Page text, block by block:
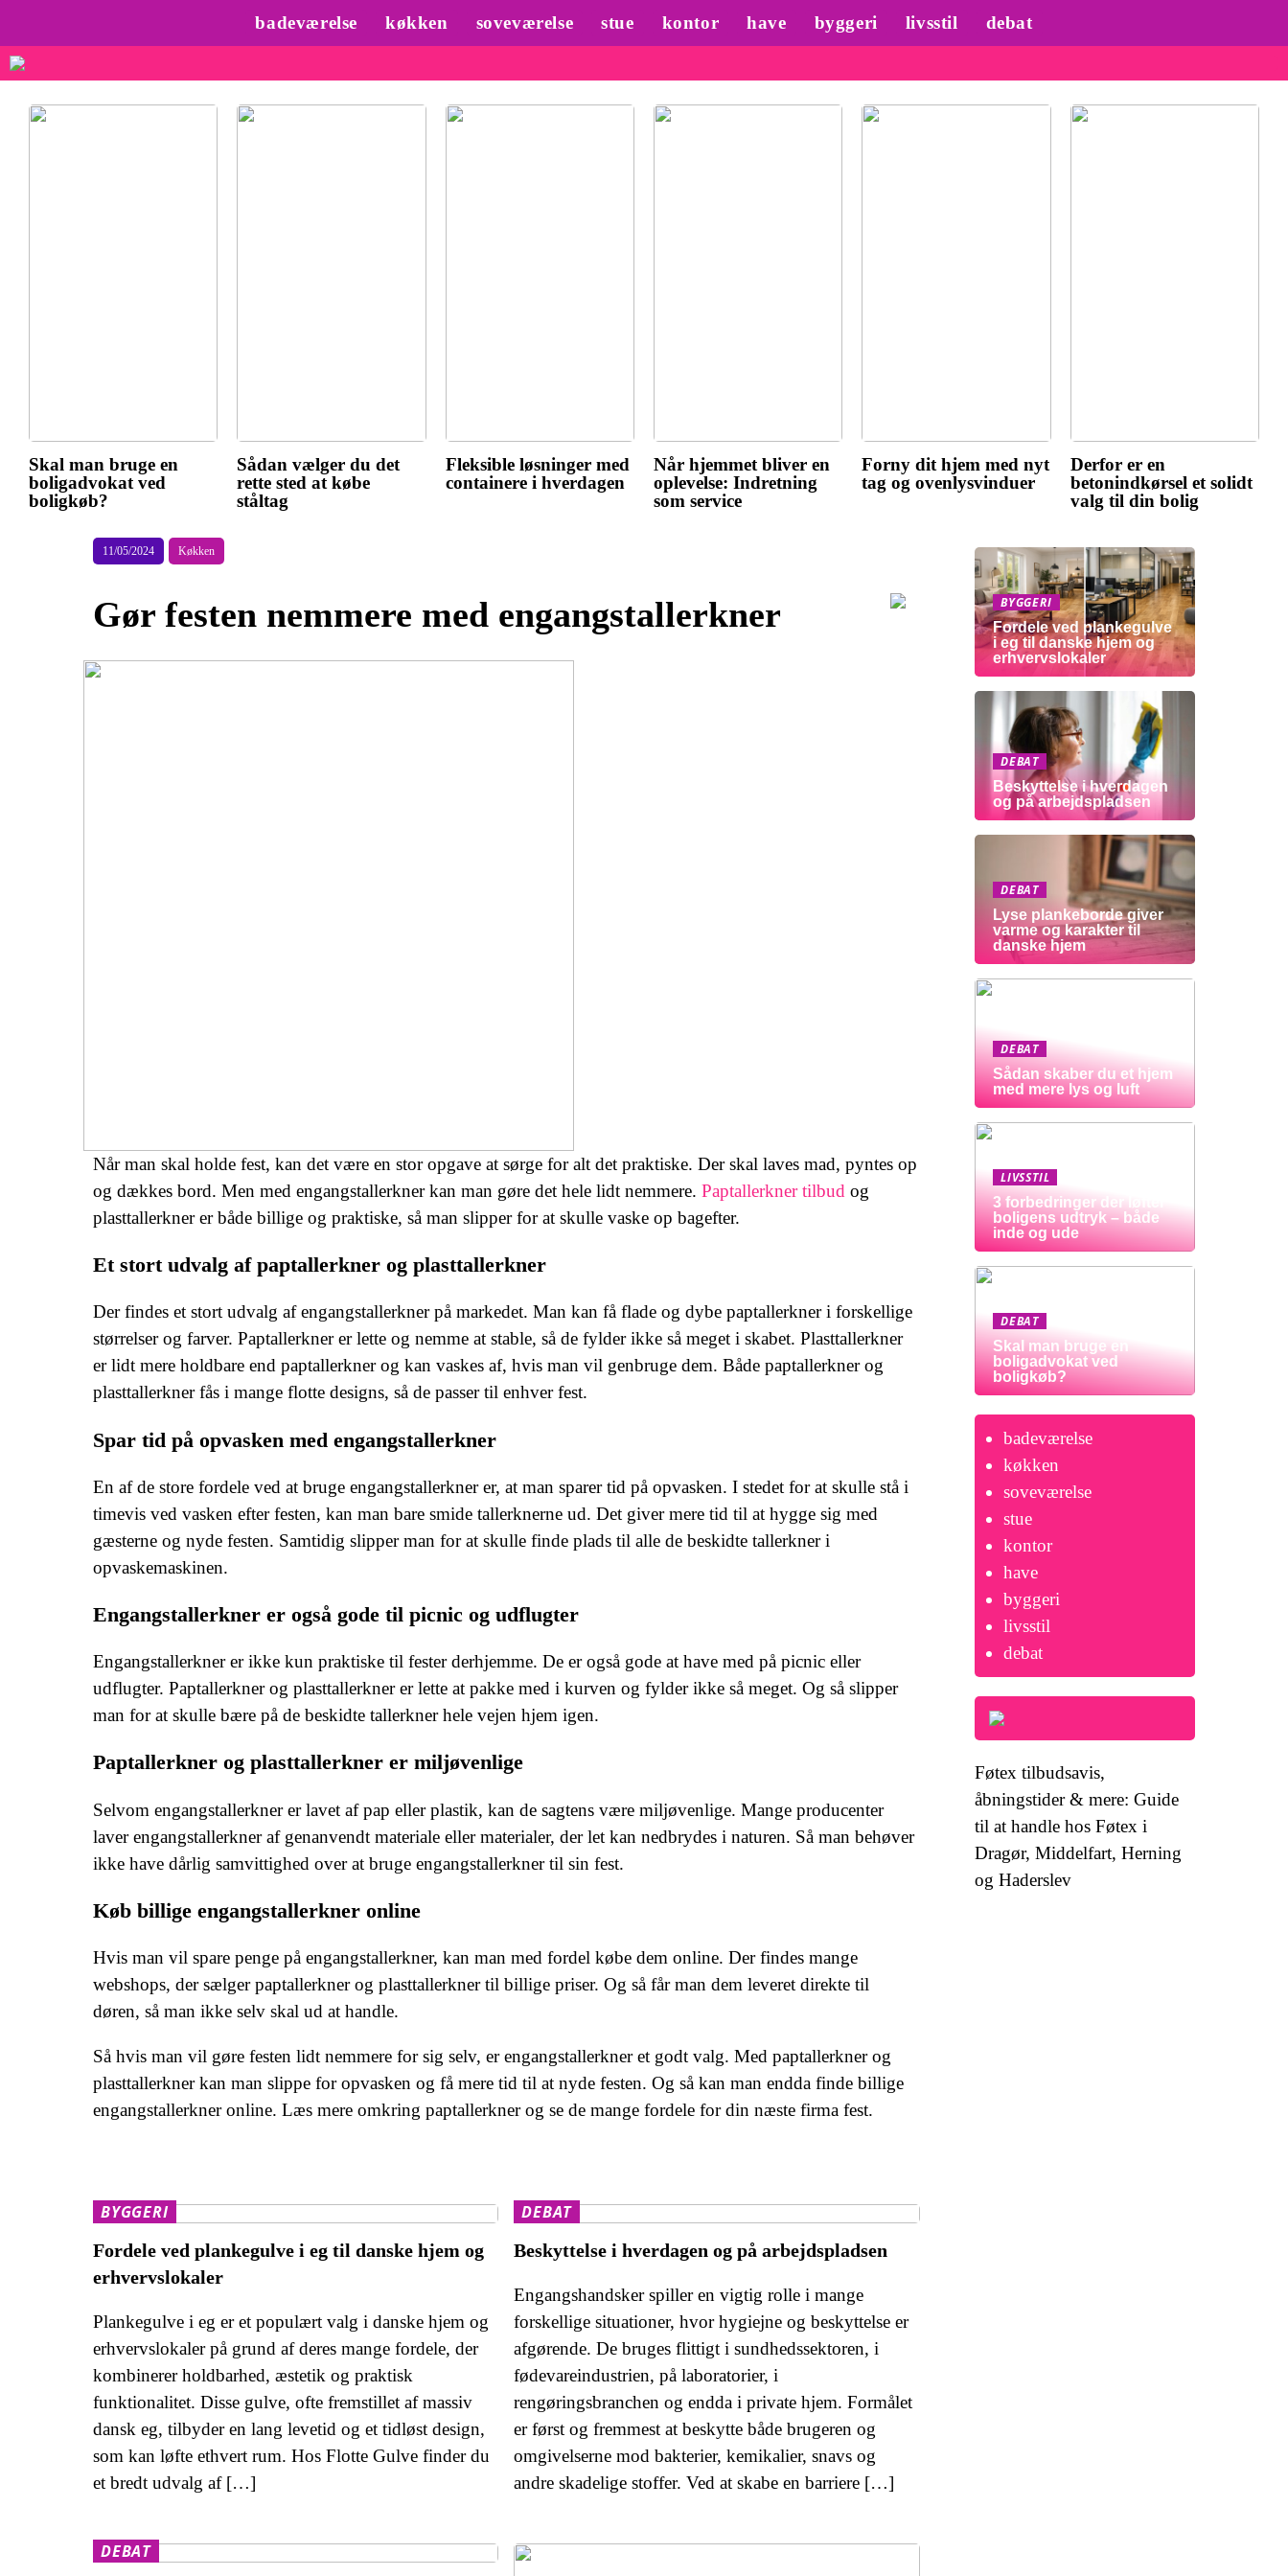
badeværelse køkken soveværelse stue kontor have byggeri livsstil debat
Skal man bruge en
boligadvokat ved
boligkøb?
Sådan vælger du det
rette sted at købe
ståltag
Fleksible løsninger med
containere i hverdagen
Når hjemmet bliver en
oplevelse: Indretning
som service
Forny dit hjem med nyt
tag og ovenlysvinduer
Derfor er en
betonindkørsel et solidt
valg til din bolig
11/05/2024 Køkken
Gør festen nemmere med engangstallerkner
Når man skal holde fest, kan det være en stor opgave at sørge for alt det praktiske. Der skal laves mad, pyntes op
og dækkes bord. Men med engangstallerkner kan man gøre det hele lidt nemmere. Paptallerkner tilbud og
plasttallerkner er både billige og praktiske, så man slipper for at skulle vaske op bagefter.
Et stort udvalg af paptallerkner og plasttallerkner
Der findes et stort udvalg af engangstallerkner på markedet. Man kan få flade og dybe paptallerkner i forskellige
størrelser og farver. Paptallerkner er lette og nemme at stable, så de fylder ikke så meget i skabet. Plasttallerkner
er lidt mere holdbare end paptallerkner og kan vaskes af, hvis man vil genbruge dem. Både paptallerkner og
plasttallerkner fås i mange flotte designs, så de passer til enhver fest.
Spar tid på opvasken med engangstallerkner
En af de store fordele ved at bruge engangstallerkner er, at man sparer tid på opvasken. I stedet for at skulle stå i
timevis ved vasken efter festen, kan man bare smide tallerknerne ud. Det giver mere tid til at hygge sig med
gæsterne og nyde festen. Samtidig slipper man for at skulle finde plads til alle de beskidte tallerkner i
opvaskemaskinen.
Engangstallerkner er også gode til picnic og udflugter
Engangstallerkner er ikke kun praktiske til fester derhjemme. De er også gode at have med på picnic eller
udflugter. Paptallerkner og plasttallerkner er lette at pakke med i kurven og fylder ikke så meget. Og så slipper
man for at skulle bære på de beskidte tallerkner hele vejen hjem igen.
Paptallerkner og plasttallerkner er miljøvenlige
Selvom engangstallerkner er lavet af pap eller plastik, kan de sagtens være miljøvenlige. Mange producenter
laver engangstallerkner af genanvendt materiale eller materialer, der let kan nedbrydes i naturen. Så man behøver
ikke have dårlig samvittighed over at bruge engangstallerkner til sin fest.
Køb billige engangstallerkner online
Hvis man vil spare penge på engangstallerkner, kan man med fordel købe dem online. Der findes mange
webshops, der sælger paptallerkner og plasttallerkner til billige priser. Og så får man dem leveret direkte til
døren, så man ikke selv skal ud at handle.
Så hvis man vil gøre festen lidt nemmere for sig selv, er engangstallerkner et godt valg. Med paptallerkner og
plasttallerkner kan man slippe for opvasken og få mere tid til at nyde festen. Og så kan man endda finde billige
engangstallerkner online. Læs mere omkring paptallerkner og se de mange fordele for din næste firma fest.
BYGGERI
Fordele ved plankegulve i eg til danske hjem og
erhvervslokaler
Plankegulve i eg er et populært valg i danske hjem og
erhvervslokaler på grund af deres mange fordele, der
kombinerer holdbarhed, æstetik og praktisk
funktionalitet. Disse gulve, ofte fremstillet af massiv
dansk eg, tilbyder en lang levetid og et tidløst design,
som kan løfte ethvert rum. Hos Flotte Gulve finder du
et bredt udvalg af […]
DEBAT
Beskyttelse i hverdagen og på arbejdspladsen
Engangshandsker spiller en vigtig rolle i mange
forskellige situationer, hvor hygiejne og beskyttelse er
afgørende. De bruges flittigt i sundhedssektoren, i
fødevareindustrien, på laboratorier, i
rengøringsbranchen og endda i private hjem. Formålet
er først og fremmest at beskytte både brugeren og
omgivelserne mod bakterier, kemikalier, snavs og
andre skadelige stoffer. Ved at skabe en barriere […]
DEBAT
BYGGERI
Fordele ved plankegulve
i eg til danske hjem og
erhvervslokaler
DEBAT
Beskyttelse i hverdagen
og på arbejdspladsen
DEBAT
Lyse plankeborde giver
varme og karakter til
danske hjem
DEBAT
Sådan skaber du et hjem
med mere lys og luft
LIVSSTIL
3 forbedringer der løfter
boligens udtryk – både
inde og ude
DEBAT
Skal man bruge en
boligadvokat ved
boligkøb?
badeværelse
køkken
soveværelse
stue
kontor
have
byggeri
livsstil
debat
Føtex tilbudsavis,
åbningstider & mere: Guide
til at handle hos Føtex i
Dragør, Middelfart, Herning
og Haderslev